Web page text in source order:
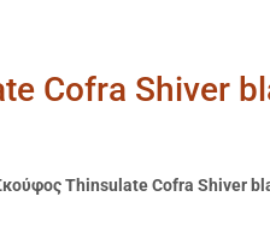
Cofra Shiver
Thinsulate Cofra Shiver